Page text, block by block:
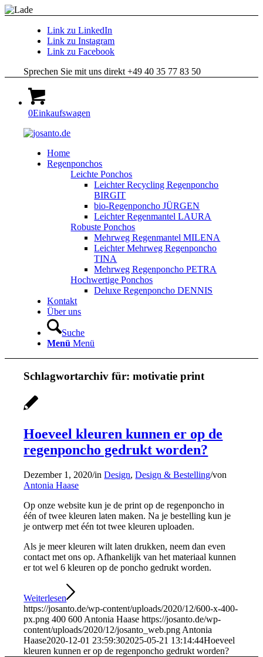
Link zu LinkedIn
Link zu Instagram
Link zu Facebook
Sprechen Sie mit uns direkt +49 40 35 77 83 50
0Einkaufswagen
Home
Regenponchos
Leichte Ponchos
Leichter Recycling Regenponcho
BIRGIT
bio-Regenponcho JÜRGEN
Leichter Regenmantel LAURA
Robuste Ponchos
Mehrweg Regenmantel MILENA
Leichter Mehrweg Regenponcho
TINA
Mehrweg Regenponcho PETRA
Hochwertige Ponchos
Deluxe Regenponcho DENNIS
Kontakt
Über uns
Suche
Menü Menü
Schlagwortarchiv für:motivatie print
Hoeveel kleuren kunnen er op de
regenponcho gedrukt worden?
Dezember 1, 2020/inDesign,Design & Bestelling/von
Antonia Haase
Op onze website kun je de print op de regenponcho in
één of twee kleuren laten maken. Na je bestelling kun je
je ontwerp met één tot twee kleuren uploaden.
Als je meer kleuren wilt laten drukken, neem dan even
contact met ons op. Afhankelijk van het materiaal kunnen
er tot wel 6 kleuren op de poncho gedrukt worden.
Weiterlesen
https://josanto.de/wp-content/uploads/2020/12/600-x-400-
px.png 400 600 Antonia Haase https://josanto.de/wp-
content/uploads/2020/12/josanto_web.png Antonia
Haase2020-12-01 23:59:302025-05-21 13:14:44Hoeveel
kleuren kunnen er op de regenponcho gedrukt worden?